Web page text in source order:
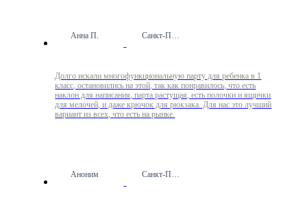
Анна П. Санкт-Петербург
Долго искали многофункциональную парту для ребенка в 1
класс, остановились на этой, так как понравилось, что есть
наклон для написания, парта растущая, есть полочки и ящички
для мелочей, и даже крючок для рюкзака. Для нас это лучший
вариант из всех, что есть на рынке.
Аноним Санкт-Петербург